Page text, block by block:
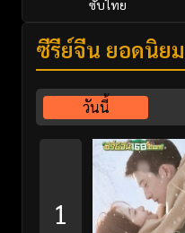
ซับไทย
ซีรี่ย์จีน ยอดนิยม
วันนี้
1